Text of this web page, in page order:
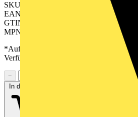
SKU: 2640030000
EAN: 04050118646948
GTIN: 04050118646948
MPN: CPS 3.50/05/90 SN GN BX
*Auf Anfrage verfügbar - bitte in den
Verfügbarkeit zu prüfen
−
In den Warenkorb